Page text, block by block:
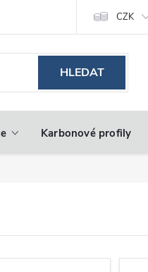
CZK
HLEDAT
Karbonové profily